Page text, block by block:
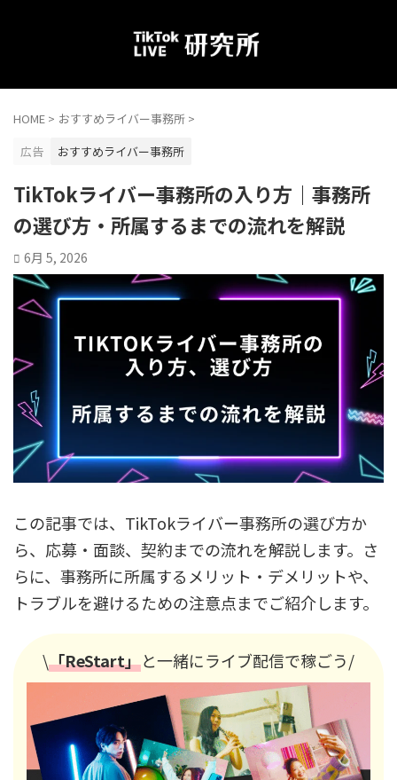
HOME > おすすめライバー事務所 >
広告
おすすめライバー事務所
TikTokライバー事務所の入り方｜事務所
の選び方・所属するまでの流れを解説
6月 5, 2026
この記事では、TikTokライバー事務所の選び方か
ら、応募・面談、契約までの流れを解説します。さ
らに、事務所に所属するメリット・デメリットや、
トラブルを避けるための注意点までご紹介します。
\「ReStart」と一緒にライブ配信で稼ごう/